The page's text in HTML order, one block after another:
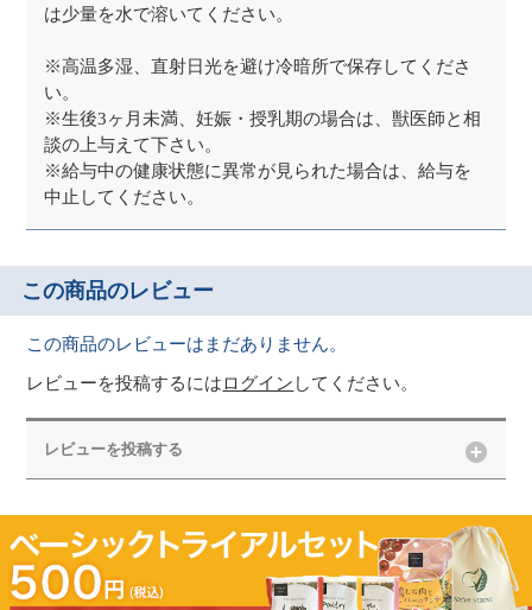
は少量を水で溶いてください。
※高温多湿、直射日光を避け冷暗所で保存してくださ
い。
※生後3ヶ月未満、妊娠・授乳期の場合は、獣医師と相
談の上与えて下さい。
※給与中の健康状態に異常が見られた場合は、給与を
中止してください。
この商品のレビュー
この商品のレビューはまだありません。
レビューを投稿するにはログイン してください。
レビューを投稿する